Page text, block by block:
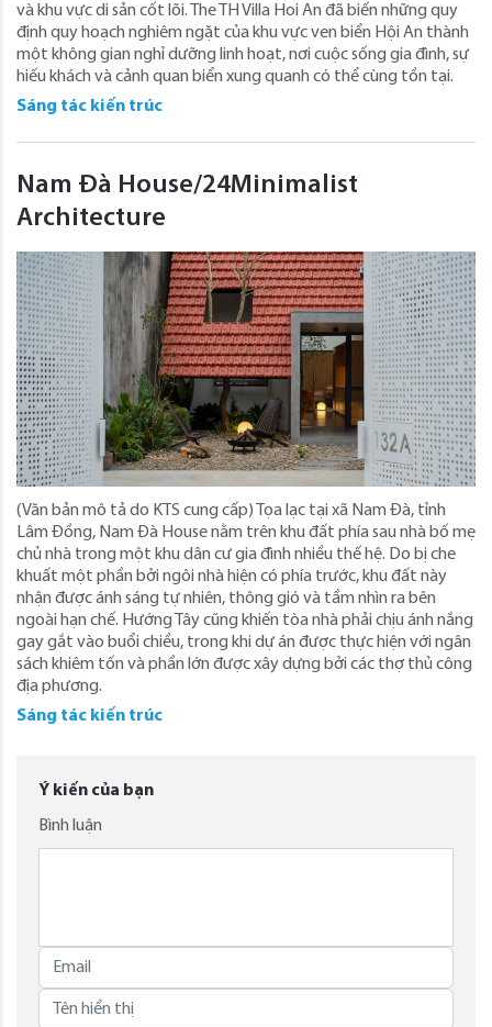
và khu vực di sản cốt lõi. The TH Villa Hoi An đã biến những quy
định quy hoạch nghiêm ngặt của khu vực ven biển Hội An thành
một không gian nghỉ dưỡng linh hoạt, nơi cuộc sống gia đình, sự
hiếu khách và cảnh quan biển xung quanh có thể cùng tồn tại.
Sáng tác kiến trúc
Nam Đà House/24Minimalist
Architecture
(Văn bản mô tả do KTS cung cấp) Tọa lạc tại xã Nam Đà, tỉnh
Lâm Đồng, Nam Đà House nằm trên khu đất phía sau nhà bố mẹ
chủ nhà trong một khu dân cư gia đình nhiều thế hệ. Do bị che
khuất một phần bởi ngôi nhà hiện có phía trước, khu đất này
nhận được ánh sáng tự nhiên, thông gió và tầm nhìn ra bên
ngoài hạn chế. Hướng Tây cũng khiến tòa nhà phải chịu ánh nắng
gay gắt vào buổi chiều, trong khi dự án được thực hiện với ngân
sách khiêm tốn và phần lớn được xây dựng bởi các thợ thủ công
địa phương.
Sáng tác kiến trúc
Ý kiến của bạn
Bình luận